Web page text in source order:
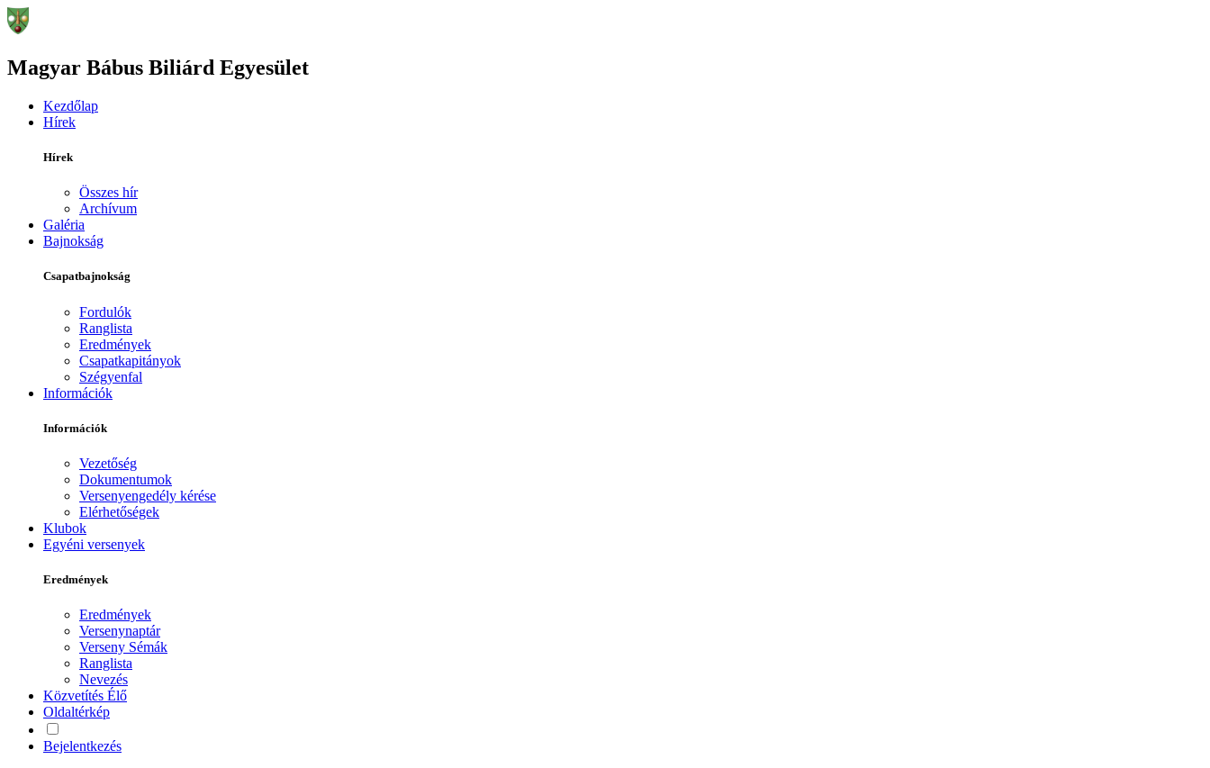
Magyar Bábus Biliárd Egyesület
Kezdőlap
Hírek
Hírek
Összes hír
Archívum
Galéria
Bajnokság
Csapatbajnokság
Fordulók
Ranglista
Eredmények
Csapatkapitányok
Szégyenfal
Információk
Információk
Vezetőség
Dokumentumok
Versenyengedély kérése
Elérhetőségek
Klubok
Egyéni versenyek
Eredmények
Eredmények
Versenynaptár
Verseny Sémák
Ranglista
Nevezés
Közvetítés Élő
Oldaltérkép
Bejelentkezés